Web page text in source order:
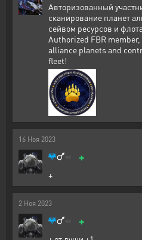
Авторизованный
сканирование планет
сейвом ресурсов и
Authorized FBR
alliance planets and
fleet!
16 Ноя 2023
+
+
2 Ноя 2023
+